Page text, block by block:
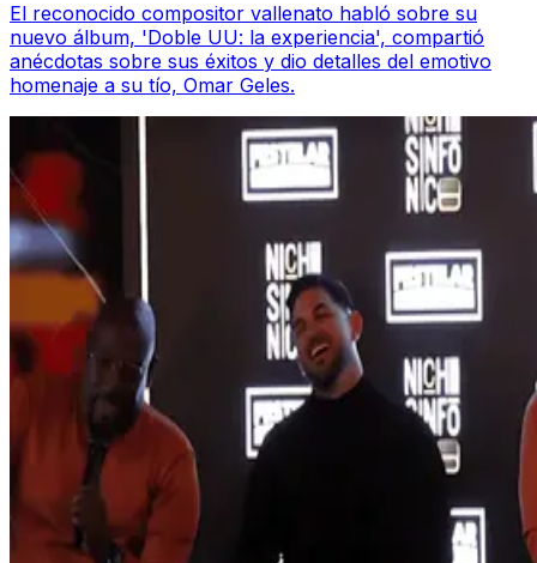
El reconocido compositor vallenato habló sobre su
nuevo álbum, 'Doble UU: la experiencia', compartió
anécdotas sobre sus éxitos y dio detalles del emotivo
homenaje a su tío, Omar Geles.